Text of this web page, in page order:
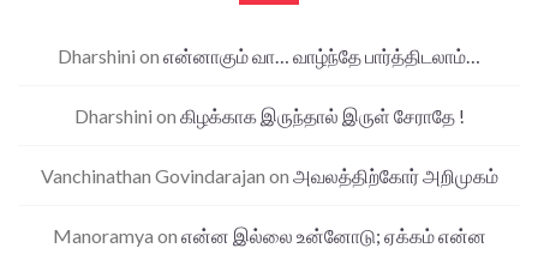
Dharshini on என்னாகும் வா… வாழ்ந்தே பார்த்திடலாம்…
Dharshini on கிழக்காக இருந்தால் இருள் சேராதே !
Vanchinathan Govindarajan on அவலத்திற்கோர் அறிமுகம்
Manoramya on என்ன இல்லை உன்னோடு; ஏக்கம் என்ன